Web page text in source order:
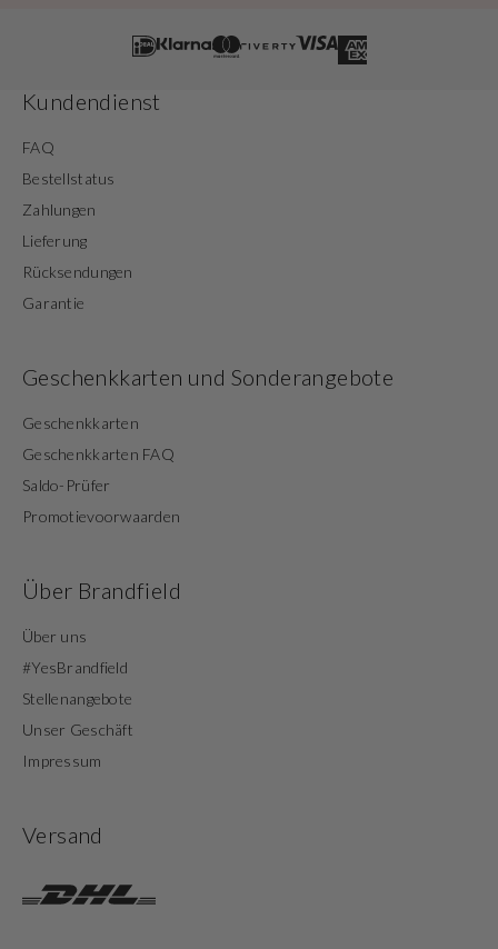
Kundendienst
FAQ
Bestellstatus
Zahlungen
Lieferung
Rücksendungen
Garantie
Geschenkkarten und Sonderangebote
Geschenkkarten
Geschenkkarten FAQ
Saldo-Prüfer
Promotievoorwaarden
Über Brandfield
Über uns
#YesBrandfield
Stellenangebote
Unser Geschäft
Impressum
Versand